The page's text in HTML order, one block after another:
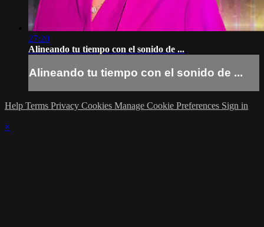
27:20
Alineando tu tiempo con el sonido de ...
Alineando tu tiempo con el sonido de ...
Help Terms Privacy Cookies Manage Cookie Preferences Sign in
×